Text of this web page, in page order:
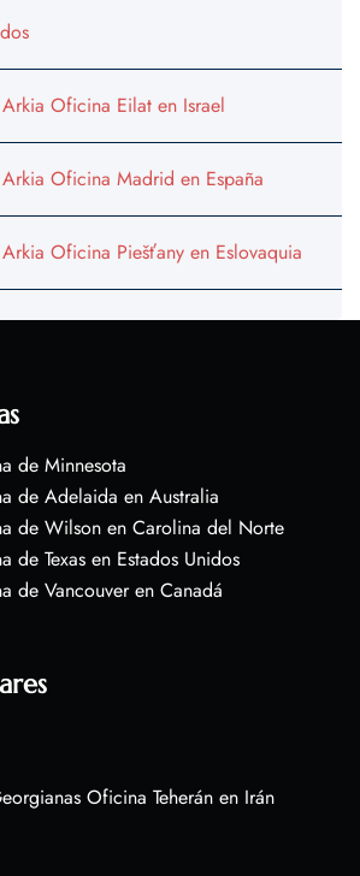
Oficina Eilat en Israel
Oficina Madrid en España
Oficina Piešťany en Eslovaquia
de Minnesota
de Adelaida en Australia
de Wilson en Carolina del Norte
Texas en Estados Unidos
de Vancouver en Canadá
Oficina Teherán en Irán